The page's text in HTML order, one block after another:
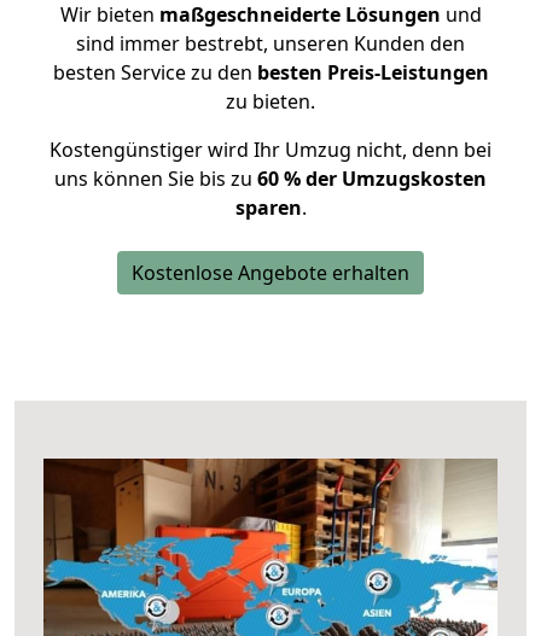
Wir bieten maßgeschneiderte Lösungen und
sind immer bestrebt, unseren Kunden den
besten Service zu den besten Preis-Leistungen
zu bieten.
Kostengünstiger wird Ihr Umzug nicht, denn bei
uns können Sie bis zu 60 % der Umzugskosten
sparen.
Kostenlose Angebote erhalten